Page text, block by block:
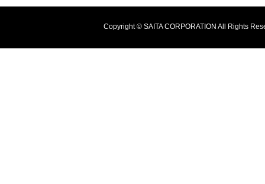
Copyright © SAITA CORPORATION All Rights